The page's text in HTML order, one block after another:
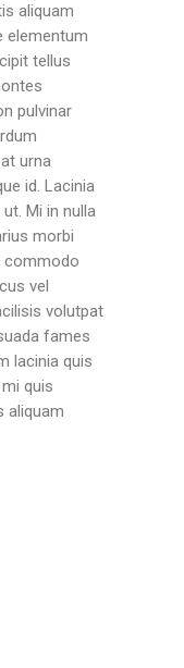
aliquam
elementum
tellus
pulvinar
urna
id. Lacinia
Mi in nulla
morbi
commodo
vel
volutpat
fames
lacinia quis
quis
aliquam